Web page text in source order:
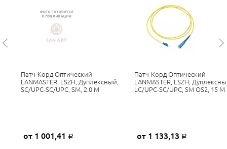
Патч-Корд Оптический
LANMASTER, LSZH, Дуплексный,
SC/UPC-SC/UPC, SM, 2.0 М
от 1 001,41 Р
Патч-Корд Оптический
LANMASTER, LSZH,
LC/UPC-SC/UPC, SM OS2, 15 М
от 1 133,13 Р